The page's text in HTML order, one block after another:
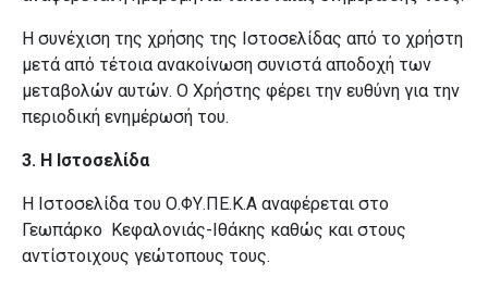
Η συνέχιση της χρήσης της Ιστοσελίδας από το χρήστη
μετά από τέτοια ανακοίνωση συνιστά αποδοχή των
μεταβολών αυτών. Ο Χρήστης φέρει την ευθύνη για την
περιοδική ενημέρωσή του.
3. Η Ιστοσελίδα
Η Ιστοσελίδα του Ο.ΦΥ.ΠΕ.Κ.Α αναφέρεται στο
Γεωπάρκο Κεφαλονιάς-Ιθάκης καθώς και στους
αντίστοιχους γεώτοπους τους.